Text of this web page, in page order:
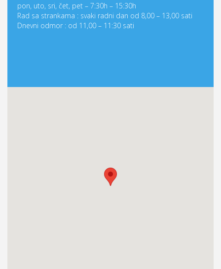
pon, uto, sri, čet, pet – 7:30h – 15:30h
Rad sa strankama : svaki radni dan od 8,00 – 13,00 sati
Dnevni odmor : od 11,00 – 11:30 sati